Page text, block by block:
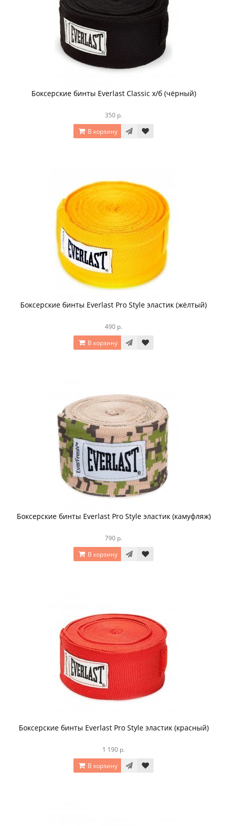
Боксерские бинты Everlast Classic х/б (чёрный)
350 р.
В корзину
Боксерские бинты Everlast Pro Style эластик (жёлтый)
490 р.
В корзину
Боксерские бинты Everlast Pro Style эластик (камуфляж)
790 р.
В корзину
Боксерские бинты Everlast Pro Style эластик (красный)
1 190 р.
В корзину